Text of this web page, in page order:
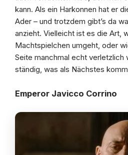
kann. Als ein Harkonnen hat er
Ader – und trotzdem gibt’s da
anzieht. Vielleicht ist es die Art,
Machtspielchen umgeht, oder
Seite manchmal echt verletzlich
ständig, was als Nächstes
Emperor Javicco Corrino